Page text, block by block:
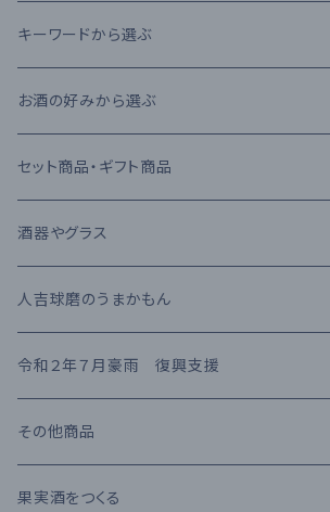
本格麦焼酎
原酒
リキュール
果実酒
梅酒
熊本県産 日本酒
木下醸造所
寿福酒造場
常楽酒造
繊月酒造
高田酒造場
高橋酒造
堤酒造
恒松酒造
フレーバータイプ
ライトタイプ
リッチタイプ
キャラクタータイプ
キーワードから選ぶ
減圧蒸留法
常圧蒸留法
樽熟成
長期熟成古酒 3年以上
長期熟成古酒 10年以上
受賞酒
アルコール度数 30%以上
お酒の好みから選ぶ
日本酒
吟醸酒
芋焼酎
麦焼酎
ウイスキー
ブランデー
セット商品・ギフト商品
酒器やグラス
RIEDEL
KIHARA
人吉球磨のうまかもん
お茶・飲み物
味噌・醤油・調味料
お菓子
令和２年７月豪雨 復興支援
その他商品
果実酒をつくる